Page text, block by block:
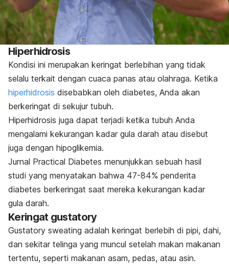
Hiperhidrosis
Kondisi ini merupakan keringat berlebihan yang tidak
selalu terkait dengan cuaca panas atau olahraga. Ketika
hiperhidrosis disebabkan oleh diabetes, Anda akan
berkeringat di sekujur tubuh.
Hiperhidrosis juga dapat terjadi ketika tubuh Anda
mengalami kekurangan kadar gula darah atau disebut
juga dengan hipoglikemia.
Jurnal Practical Diabetes menunjukkan sebuah hasil
studi yang menyatakan bahwa 47-84% penderita
diabetes berkeringat saat mereka kekurangan kadar
gula darah.
Keringat gustatory
Gustatory sweating adalah keringat berlebih di pipi, dahi,
dan sekitar telinga yang muncul setelah makan makanan
tertentu, seperti makanan asam, pedas, atau asin.